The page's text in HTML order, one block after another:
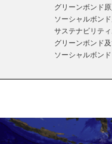
グリーンボンド
ソーシャルボン
サステナビリテ
グリーンボンド
ソーシャルボン